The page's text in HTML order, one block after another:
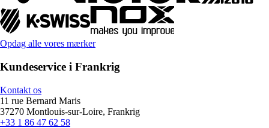
Opdag alle vores mærker
Kundeservice i Frankrig
Kontakt os
11 rue Bernard Maris
37270 Montlouis-sur-Loire, Frankrig
+33 1 86 47 62 58